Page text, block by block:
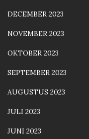
DECEMBER 2023
NOVEMBER 2023
OKTOBER 2023
SEPTEMBER 2023
AUGUSTUS 2023
JULI 2023
JUNI 2023